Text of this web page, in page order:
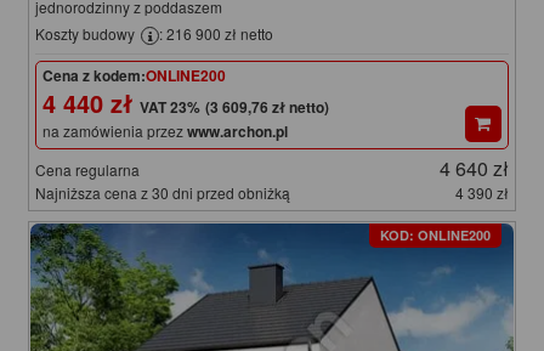
jednorodzinny z poddaszem
Koszty budowy
: 216 900 zł netto
Cena z kodem:ONLINE200
4 440 zł (3 609,76 zł netto)
na zamówienia przezwww.archon.pl
Cena regularna 4 640 zł
Najniższa cena z 30 dni przed obniżką 4 390 zł
KOD: ONLINE200